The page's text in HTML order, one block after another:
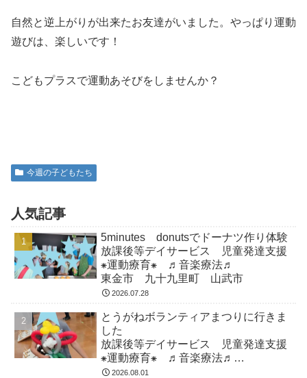
自然と逆上がりが出来たお友達がいました。やっぱり運動
遊びは、楽しいです！
こどもプラスで運動あそびをしませんか？
今週の子どもたち
人気記事
5minutes donutsでドーナツ作り体験
放課後等デイサービス 児童発達支援
⁕運動療育⁕ ♬音楽療法♬
東金市 九十九里町 山武市
2026.07.28
とうがねボランティアまつりに行きま
した
放課後等デイサービス 児童発達支援
⁕運動療育⁕ ♬音楽療法♬
東金市 九十九里町 山武市
2026.08.01